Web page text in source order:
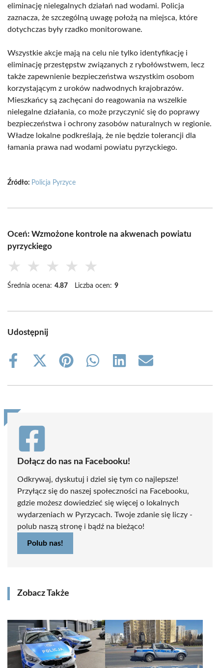
eliminację nielegalnych działań nad wodami. Policja
zaznacza, że szczególną uwagę położą na miejsca, które
dotychczas były rzadko monitorowane.
Wszystkie akcje mają na celu nie tylko identyfikację i
eliminację przestępstw związanych z rybołówstwem, lecz
także zapewnienie bezpieczeństwa wszystkim osobom
korzystającym z uroków nadwodnych krajobrazów.
Mieszkańcy są zachęcani do reagowania na wszelkie
nielegalne działania, co może przyczynić się do poprawy
bezpieczeństwa i ochrony zasobów naturalnych w regionie.
Władze lokalne podkreślają, że nie będzie tolerancji dla
łamania prawa nad wodami powiatu pyrzyckiego.
Źródło: Policja Pyrzyce
Oceń: Wzmożone kontrole na akwenach powiatu
pyrzyckiego
★ ★ ★ ★ ★
Średnia ocena: 4.87 Liczba ocen: 9
Udostępnij
Share
Share
(Twitter)
Share
Share
Share
Share
Dołącz do nas na Facebooku!
Odkrywaj, dyskutuj i dziel się tym co najlepsze!
Przyłącz się do naszej społeczności na Facebooku,
gdzie możesz dowiedzieć się więcej o lokalnych
wydarzeniach w Pyrzycach. Twoje zdanie się liczy -
polub naszą stronę i bądź na bieżąco!
Polub nas!
Zobacz Także